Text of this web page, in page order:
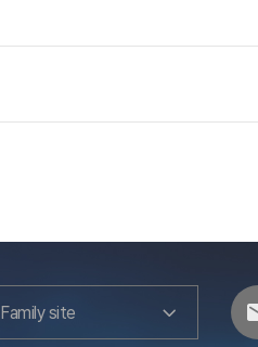
Family site